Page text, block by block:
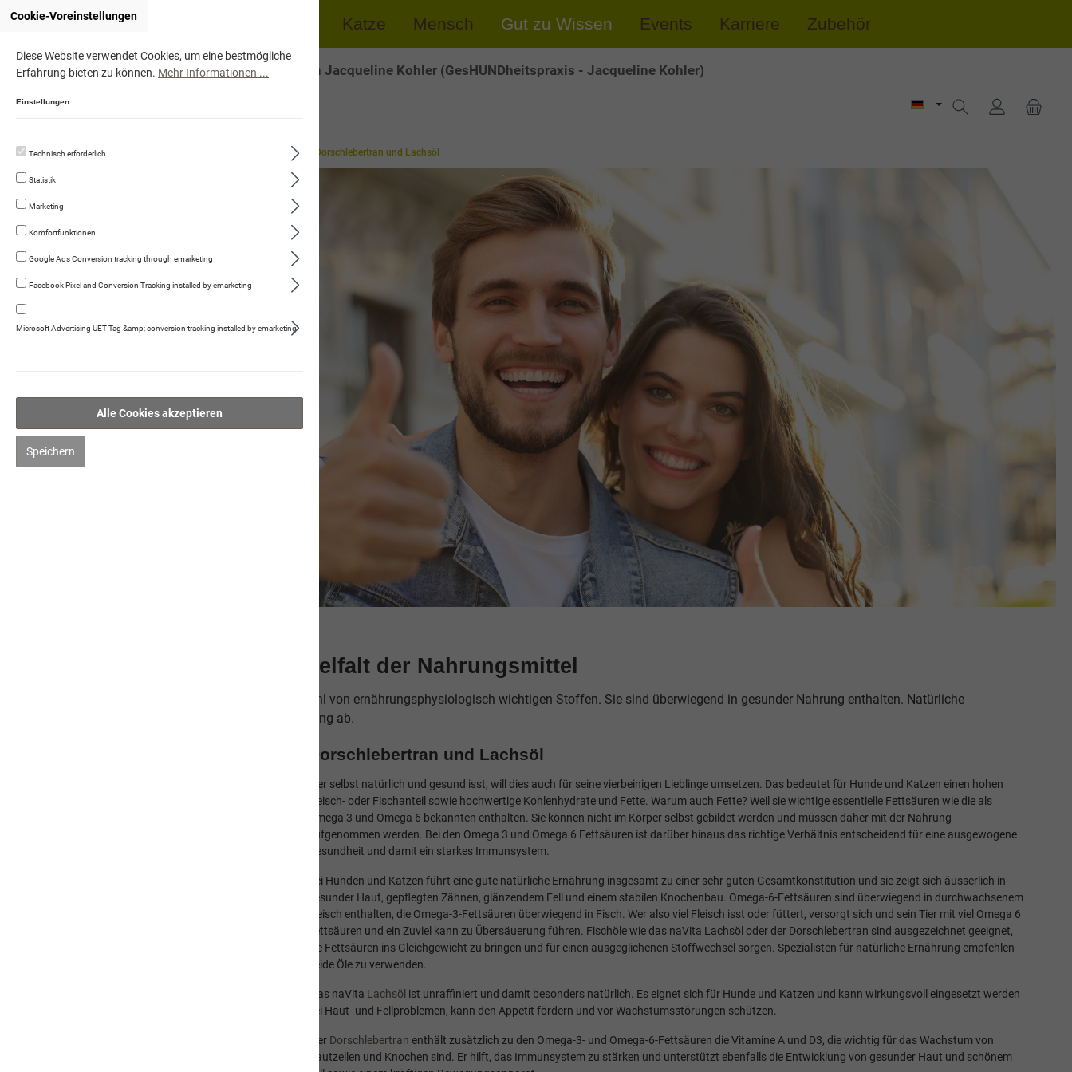
Katze Mensch Gut zu Wissen Events Karriere Zubehör
Onlineshop von Jacqueline Kohler (GesHUNDheitspraxis - Jacqueline Kohler)
Gut zu Wissen Hilfreiches Wissen Nahrungsergänzungen - Dorschlebertran und Lachsöl
Natürliche Ernährung – Vielfalt der Nahrungsmittel
Zu einer gesunden Ernährung gehört eine Vielzahl von ernährungsphysiologisch wichtigen Stoffen. Sie sind überwiegend in gesunder Nahrung enthalten. Natürliche
Ergänzungen runden eine ausgewogene Ernährung ab.
Dorschlebertran und Lachsöl
Wer selbst natürlich und gesund isst, will dies auch für seine vierbeinigen Lieblinge umsetzen. Das bedeutet für Hunde und Katzen einen hohen
Fleisch- oder Fischanteil sowie hochwertige Kohlenhydrate und Fette. Warum auch Fette? Weil sie wichtige essentielle Fettsäuren wie die als
Omega 3 und Omega 6 bekannten enthalten. Sie können nicht im Körper selbst gebildet werden und müssen daher mit der Nahrung
aufgenommen werden. Bei den Omega 3 und Omega 6 Fettsäuren ist darüber hinaus das richtige Verhältnis entscheidend für eine ausgewogene
Gesundheit und damit ein starkes Immunsystem.
Bei Hunden und Katzen führt eine gute natürliche Ernährung insgesamt zu einer sehr guten Gesamtkonstitution und sie zeigt sich äusserlich in
gesunder Haut, gepflegten Zähnen, glänzendem Fell und einem stabilen Knochenbau. Omega-6-Fettsäuren sind überwiegend in durchwachsenem
Fleisch enthalten, die Omega-3-Fettsäuren überwiegend in Fisch. Wer also viel Fleisch isst oder füttert, versorgt sich und sein Tier mit viel Omega 6
Fettsäuren und ein Zuviel kann zu Übersäuerung führen. Fischöle wie das naVita Lachsöl oder der Dorschlebertran sind ausgezeichnet geeignet,
die Fettsäuren ins Gleichgewicht zu bringen und für einen ausgeglichenen Stoffwechsel sorgen. Spezialisten für natürliche Ernährung empfehlen
beide Öle zu verwenden.
Das naVita Lachsöl ist unraffiniert und damit besonders natürlich. Es eignet sich für Hunde und Katzen und kann wirkungsvoll eingesetzt werden
bei Haut- und Fellproblemen, kann den Appetit fördern und vor Wachstumsstörungen schützen.
Der Dorschlebertran enthält zusätzlich zu den Omega-3- und Omega-6-Fettsäuren die Vitamine A und D3, die wichtig für das Wachstum von
Hautzellen und Knochen sind. Er hilft, das Immunsystem zu stärken und unterstützt ebenfalls die Entwicklung von gesunder Haut und schönem
Cookie-Voreinstellungen
Diese Website verwendet Cookies, um eine bestmögliche
Erfahrung bieten zu können. Mehr Informationen ...
Einstellungen
Technisch erforderlich
Statistik
Marketing
Komfortfunktionen
Google Ads Conversion tracking through emarketing
Facebook Pixel and Conversion Tracking installed by emarketing
Microsoft Advertising UET Tag &amp; conversion tracking installed by emarketing
Alle Cookies akzeptieren
Speichern